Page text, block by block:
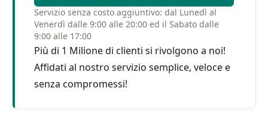
Servizio senza costo aggiuntivo: dal Lunedì al
Venerdì dalle 9:00 alle 20:00 ed il Sabato dalle
9:00 alle 17:00
Più di 1 Milione di clienti si rivolgono a noi!
Affidati al nostro servizio semplice, veloce e
senza compromessi!